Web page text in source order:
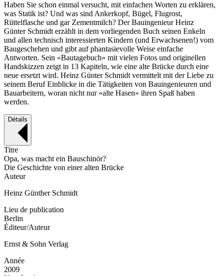
Haben Sie schon einmal versucht, mit einfachen Worten zu erklären,
was Statik ist? Und was sind Ankerkopf, Bügel, Flugrost,
Rüttelflasche und gar Zementmilch? Der Bauingenieur Heinz
Günter Schmidt erzählt in dem vorliegenden Buch seinen Enkeln
und allen technisch interessierten Kindern (und Erwachsenen!) vom
Baugeschehen und gibt auf phantasievolle Weise einfache
Antworten. Sein «Bautagebuch» mit vielen Fotos und originellen
Handskizzen zeigt in 13 Kapiteln, wie eine alte Brücke durch eine
neue ersetzt wird. Heinz Günter Schmidt vermittelt mit der Liebe zu
seinem Beruf Einblicke in die Tätigkeiten von Bauingenieuren und
Bauarbeitern, woran nicht nur «alte Hasen» ihren Spaß haben
werden.
Détails
Titre
Opa, was macht ein Bauschinör?
Die Geschichte von einer alten Brücke
Auteur
Heinz Günther Schmidt
Lieu de publication
Berlin
Éditeur/Auteur
Ernst & Sohn Verlag
Année
2009